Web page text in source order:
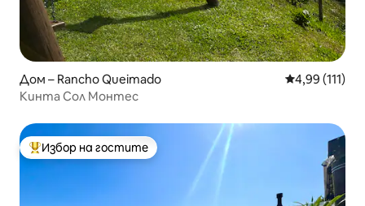
Дом – Rancho Queimado Средна
4,99 (111)
Кинта Сол Монтес
Най-популярен избор на гостите
Избор на гостите